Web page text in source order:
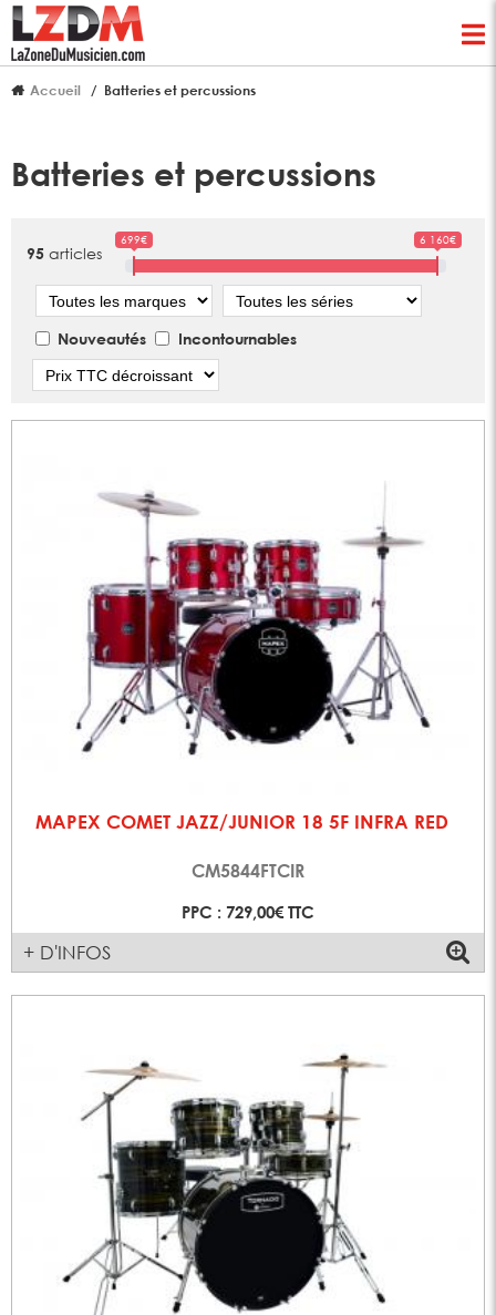
Accueil Batteries et percussions
Batteries et percussions
95 articles
699€ 6 160€
Marque Série
Nouveautés
Incontournables
MAPEX COMET JAZZ/JUNIOR 18 5F INFRA RED
CM5844FTCIR
PPC : 729,00€ TTC
+ D'INFOS